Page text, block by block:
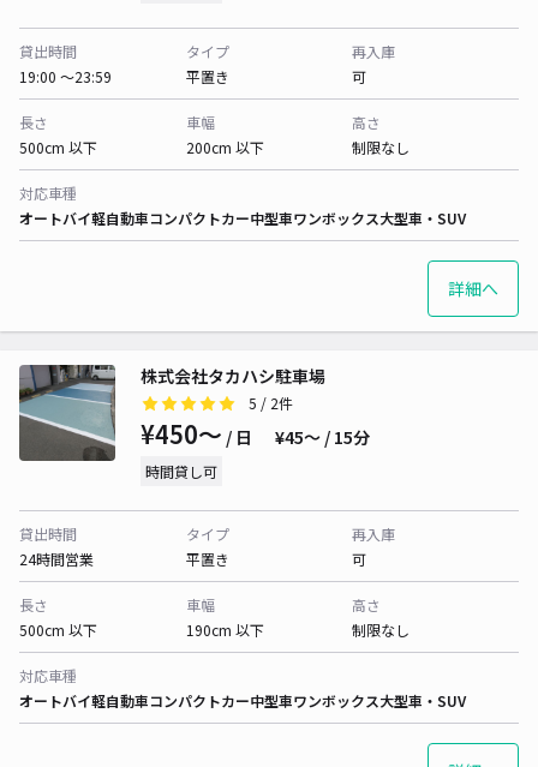
貸出時間
19:00 〜23:59
タイプ
平置き
再入庫
可
長さ
500cm 以下
車幅
200cm 以下
高さ
制限なし
対応車種
オートバイ軽自動車コンパクトカー中型車ワンボックス大型車・SUV
詳細へ
株式会社タカハシ駐車場
5 / 2件
¥450〜 / 日 ¥45〜 / 15分
時間貸し可
貸出時間
24時間営業
タイプ
平置き
再入庫
可
長さ
500cm 以下
車幅
190cm 以下
高さ
制限なし
対応車種
オートバイ軽自動車コンパクトカー中型車ワンボックス大型車・SUV